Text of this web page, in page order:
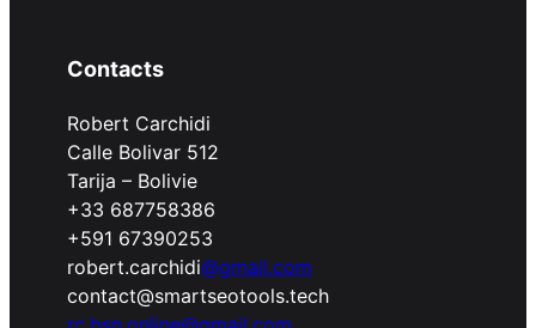
Contacts
Robert Carchidi
Calle Bolivar 512
Tarija – Bolivie
+33 687758386
+591 67390253
robert.carchidi@gmail.com
contact@smartseotools.tech